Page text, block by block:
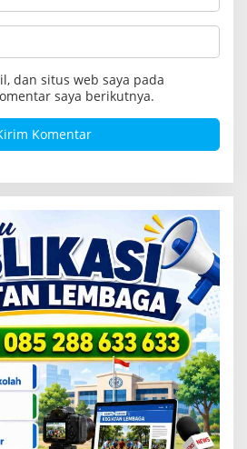
dan situs web saya pada
saya berikutnya.